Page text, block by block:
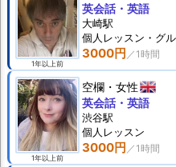
1年以上前
3000円
英会話・英語
大崎駅
個人 レッスン ・グ
1年以上前
空欄 女性
3000円
英会話・英語
渋谷駅
個人 レッスン